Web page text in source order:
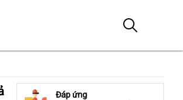
Đáp ứng